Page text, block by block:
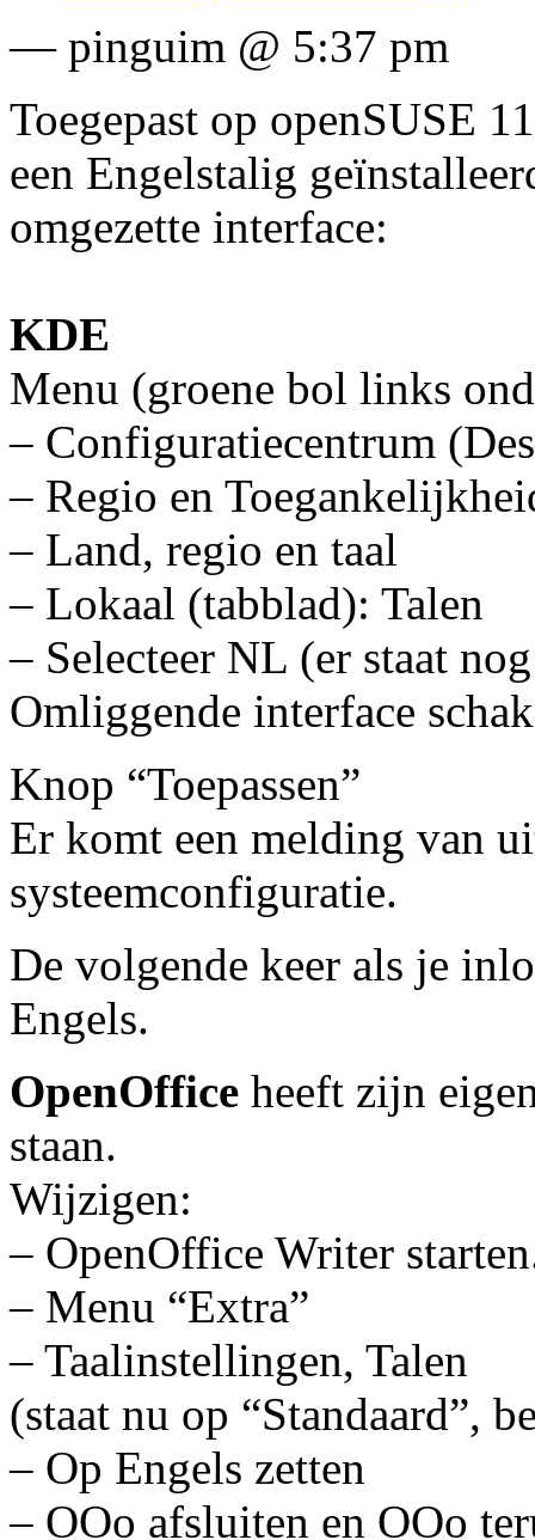
— pinguim @ 5:37 pm
Toegepast op openSUSE
een Engelstalig
omgezette interface:
KDE
Menu (groene bol links
– Configuratiecentrum
– Regio en
– Land, regio en taal
– Lokaal (tabblad): Talen
– Selecteer NL (er staat
Omliggende interface
Knop “Toepassen”
Er komt een melding van
systeemconfiguratie.
De volgende keer als je
Engels.
OpenOffice heeft zijn
staan.
Wijzigen:
– OpenOffice Writer
– Menu “Extra”
– Taalinstellingen, Talen
(staat nu op “Standaard”,
– Op Engels zetten
– OOo afsluiten en OOo